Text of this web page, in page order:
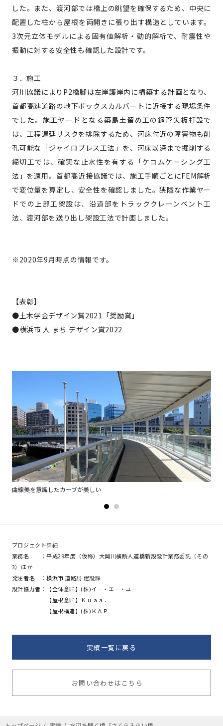
した。また、渡河部では橋上の眺望を確保するため、中央に
配置した柱から屋根を両開きに張り出す構造としています。
3次元立体モデルによる固有値解析・動的解析で、耐震性や
振動に対する安全性も確認した設計です。
３．施工
河川協議によりP2橋脚は左岸護岸内に構築する計画となり、
首都高速道路の地下ボックスカルバートに近接する現場条件
でした。施工ヤードとなる築島土留め工の鋼管矢板打設で
は、工程遅延リスクを排除するため、河床付近の障害物も削
孔可能な「ジャイロプレス工法」を、河床以深まで掘削する
締切工では、確実な止水性を有する「ケコムケーシング工
法」を適用。首都高近接協議では、施工手順ごとにFEM解析
で変位量を算定し、安全性を確認しました。狭隘な作業ヤー
ドでの上部工架設は、沿道部をトラッククレーンベント工
法、渡河部を送り出し架設工法で計画しました。
※2020年9月時点の情報です。
【表彰】
●土木学会デザイン賞2021「奨励賞」
●横浜市 人 まち デザイン賞2022
曲線美を意識したカーブが美しい
プロジェクト詳細
業務名 ：平成29年度（仮称）大岡川横断人道橋新設設計業務委託（その
3）ほか
発注者名 ：横浜市 道路局 建設課
設計協力者：【全体意匠】(株)イー・エー・ユー
【屋根意匠】Ｋｕａａ．
【屋根構造】(株)ＫＡＰ
実績一覧に戻る
お問い合わせはこちら